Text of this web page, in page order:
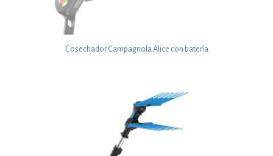
Cosechador Campagnola Alice con batería